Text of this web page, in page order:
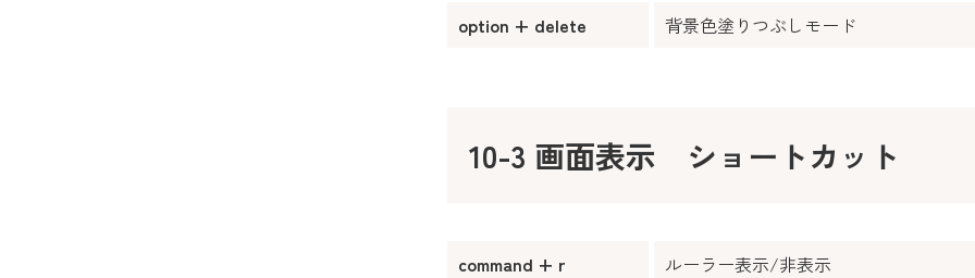
option + delete
背景色塗りつぶしモード
10-3 画面表示 ショートカット
command + r
ルーラー表示/非表示